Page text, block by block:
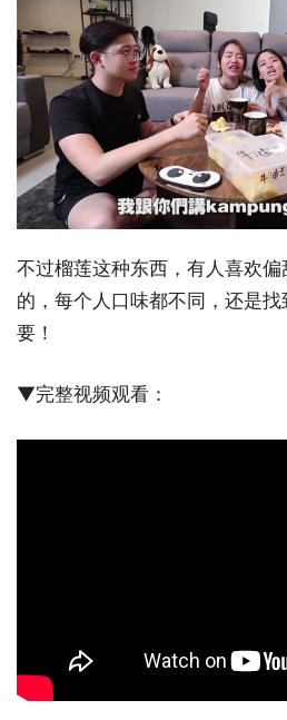
不过榴莲这种东西，有人喜欢
的，每个人口味都不同，还是
要！
▼完整视频观看：